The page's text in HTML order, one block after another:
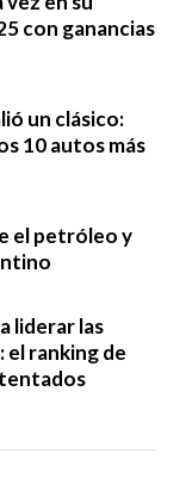
con ganancias
un clásico:
10 autos más
el petróleo y
liderar las
el ranking de